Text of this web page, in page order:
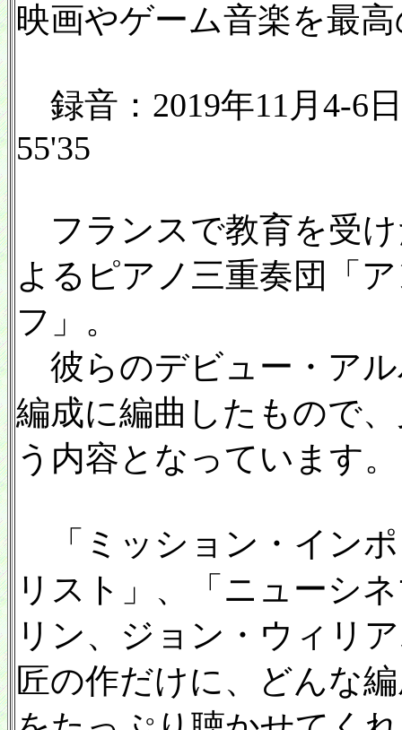
映画やゲーム音楽を最
録音：2019年11月4-6
55'35
フランスで教育を受
よるピアノ三重奏団「
フ」。
彼らのデビュー・ア
編成に編曲したもので
う内容となっています。
「ミッション・イン
リスト」、「ニューシ
リン、ジョン・ウィリ
匠の作だけに、どんな